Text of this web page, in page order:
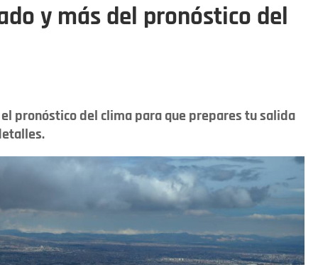
y más del pronóstico del
pronóstico del clima para que prepares tu salida